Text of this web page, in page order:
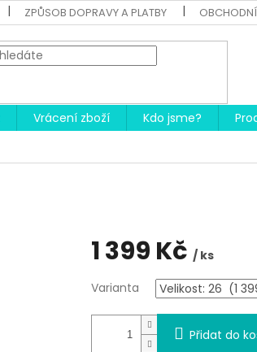
ZPŮSOB DOPRAVY A PLATBY OBCHODNÍ
Vrácení zboží Kdo jsme?
1 399 Kč / ks
cena:
Varianta
Přidat do